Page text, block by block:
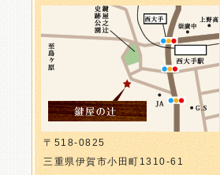
が肥満、糖尿病、カルシウム不足など
を招き色々な病気の原因を招いていま
す。 免疫力を低下させ自己治癒力をも
下げています。 鉄工所からコーヒー屋
へ。私は少し他人と違う道を生きてき
ました。 それ故に医食同源の言葉の本
当の意味を理解しこの様なコーヒー屋
をしています。 コーヒーには素晴らし
い薬の効果があります。 砂糖を入れず
〒518-0825
三重県伊賀市小田町1310-61